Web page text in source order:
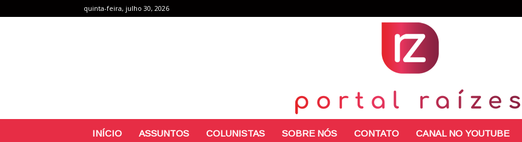
quinta-feira, julho 30, 2026
INÍCIO ASSUNTOS COLUNISTAS SOBRE NÓS CONTATO CANAL NO YOUTUBE